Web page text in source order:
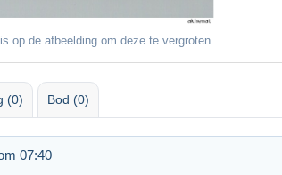
op de afbeelding om deze te vergroten
(0) Bod (0)
07:40